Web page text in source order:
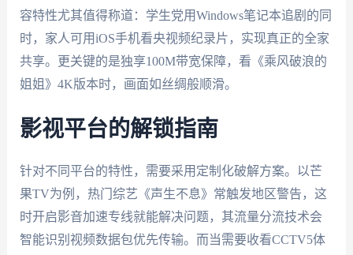
容特性尤其值得称道：学生党用Windows笔记本追剧的同
时，家人可用iOS手机看央视频纪录片，实现真正的全家
共享。更关键的是独享100M带宽保障，看《乘风破浪的
姐姐》4K版本时，画面如丝绸般顺滑。
影视平台的解锁指南
针对不同平台的特性，需要采用定制化破解方案。以芒
果TV为例，热门综艺《声生不息》常触发地区警告，这
时开启影音加速专线就能解决问题，其流量分流技术会
智能识别视频数据包优先传输。而当需要收看CCTV5体